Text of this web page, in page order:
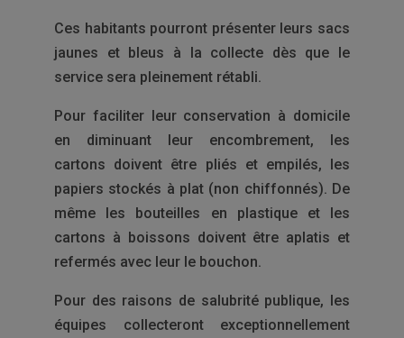
Ces habitants pourront présenter leurs sacs
jaunes et bleus à la collecte dès que le
service sera pleinement rétabli.
Pour faciliter leur conservation à domicile
en diminuant leur encombrement, les
cartons doivent être pliés et empilés, les
papiers stockés à plat (non chiffonnés). De
même les bouteilles en plastique et les
cartons à boissons doivent être aplatis et
refermés avec leur le bouchon.
Pour des raisons de salubrité publique, les
équipes collecteront exceptionnellement